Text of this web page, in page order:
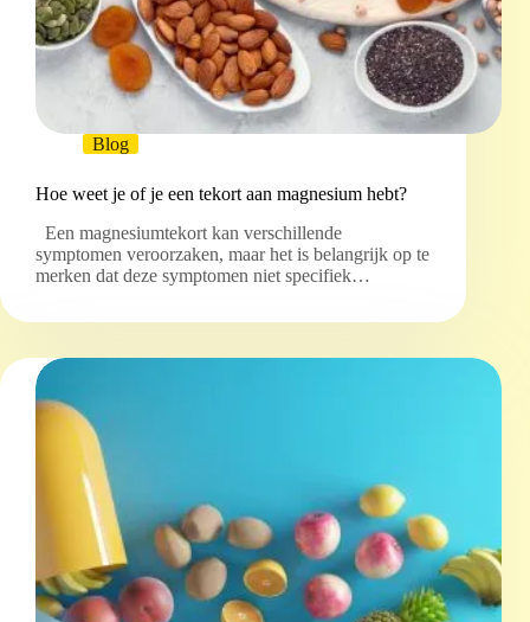
Blog
Hoe weet je of je een tekort aan magnesium hebt?
Een magnesiumtekort kan verschillende
symptomen veroorzaken, maar het is belangrijk op te
merken dat deze symptomen niet specifiek…